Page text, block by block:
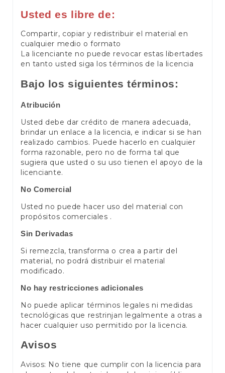
Usted es libre de:
Compartir, copiar y redistribuir el material en
cualquier medio o formato
La licenciante no puede revocar estas libertades
en tanto usted siga los términos de la licencia
Bajo los siguientes términos:
Atribución
Usted debe dar crédito de manera adecuada,
brindar un enlace a la licencia, e indicar si se han
realizado cambios. Puede hacerlo en cualquier
forma razonable, pero no de forma tal que
sugiera que usted o su uso tienen el apoyo de la
licenciante.
No Comercial
Usted no puede hacer uso del material con
propósitos comerciales .
Sin Derivadas
Si remezcla, transforma o crea a partir del
material, no podrá distribuir el material
modificado.
No hay restricciones adicionales
No puede aplicar términos legales ni medidas
tecnológicas que restrinjan legalmente a otras a
hacer cualquier uso permitido por la licencia.
Avisos
Avisos: No tiene que cumplir con la licencia para